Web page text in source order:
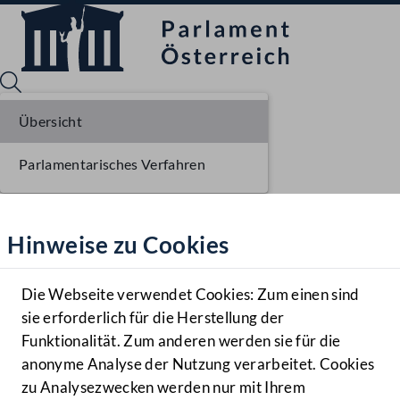
Hilfe
Benutzer
Navigationsmenü öffnen
MENÜ
Hinweise zu Cookies
Die Webseite verwendet Cookies: Zum einen sind
sie erforderlich für die Herstellung der
Funktionalität. Zum anderen werden sie für die
anonyme Analyse der Nutzung verarbeitet. Cookies
zu Analysezwecken werden nur mit Ihrem
Übersicht
Parlamentarisches Verfahren